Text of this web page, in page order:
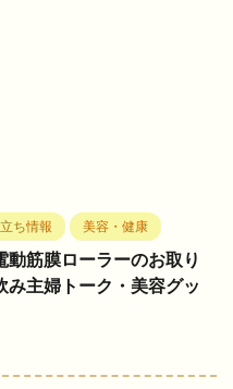
ち情報 美容・健康
動筋膜ローラーのお取り
み主婦トーク・美容グッ